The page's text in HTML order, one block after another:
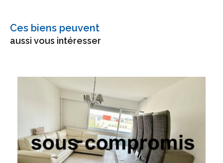
Ces biens peuvent
aussi vous intéresser